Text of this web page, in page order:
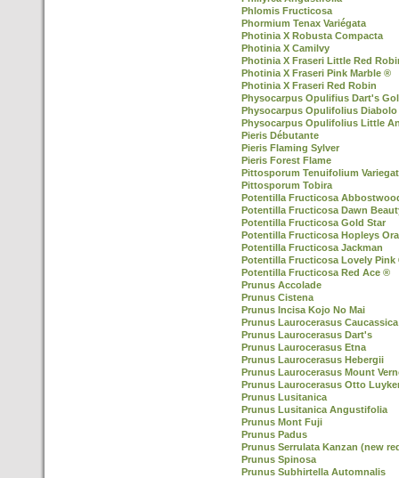
Phlomis Fructicosa
Phormium Tenax Variégata
Photinia X Robusta Compacta
Photinia X Camilvy
Photinia X Fraseri Little Red
Photinia X Fraseri Pink Marble ®
Photinia X Fraseri Red Robin
Physocarpus Opulifius Dart's
Physocarpus Opulifolius Diabolo
Physocarpus Opulifolius Little
Pieris Débutante
Pieris Flaming Sylver
Pieris Forest Flame
Pittosporum Tenuifolium
Pittosporum Tobira
Potentilla Fructicosa
Potentilla Fructicosa Dawn
Potentilla Fructicosa Gold Star
Potentilla Fructicosa Hopleys
Potentilla Fructicosa Jackman
Potentilla Fructicosa Lovely Pink
Potentilla Fructicosa Red Ace ®
Prunus Accolade
Prunus Cistena
Prunus Incisa Kojo No Mai
Prunus Laurocerasus Caucassica
Prunus Laurocerasus Dart's
Prunus Laurocerasus Etna
Prunus Laurocerasus Hebergii
Prunus Laurocerasus Mount
Prunus Laurocerasus Otto
Prunus Lusitanica
Prunus Lusitanica Angustifolia
Prunus Mont Fuji
Prunus Padus
Prunus Serrulata Kanzan (new
Prunus Spinosa
Prunus Subhirtella Automnalis